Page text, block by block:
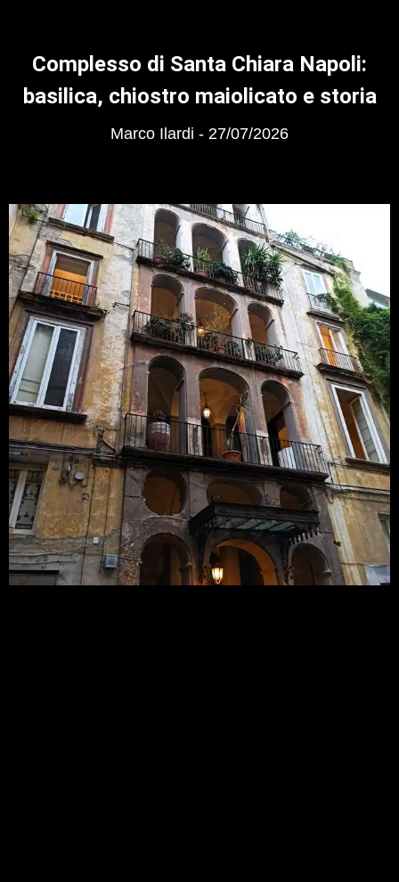
Complesso di Santa Chiara Napoli:
basilica, chiostro maiolicato e storia
Marco Ilardi 27/07/2026